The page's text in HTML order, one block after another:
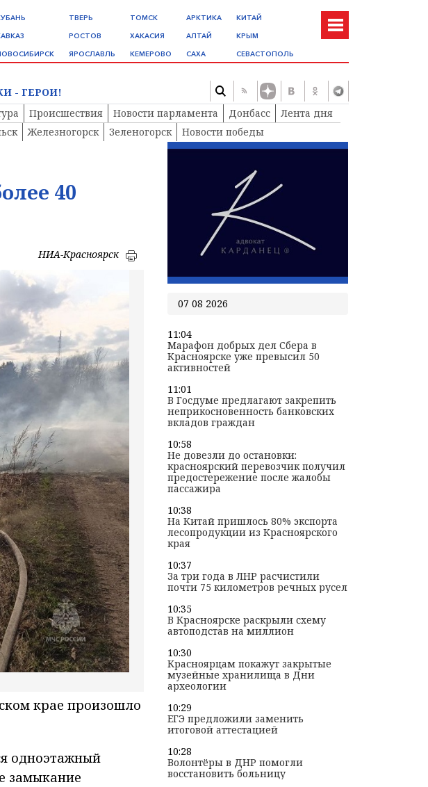
ТВЕРЬ
РОСТОВ
ЯРОСЛАВЛЬ
ТОМСК
ХАКАСИЯ
КЕМЕРОВО
АРКТИКА
АЛТАЙ
САХА
КИТАЙ
КРЫМ
СЕВАСТОПОЛЬ
- ГЕРОИ!
Происшествия Новости парламента Донбасс
Лента дня
Железногорск Зеленогорск
Новости победы
40
НИА-Красноярск
крае произошло
одноэтажный
замыкание
07 08 2026
11:04
Марафон добрых дел Сбера в
Красноярске уже превысил 50
активностей
11:01
В Госдуме предлагают закрепить
неприкосновенность банковских
вкладов граждан
10:58
Не довезли до остановки:
красноярский перевозчик получил
предостережение после жалобы
пассажира
10:38
На Китай пришлось 80% экспорта
лесопродукции из Красноярского
края
10:37
За три года в ЛНР расчистили
почти 75 километров речных русел
10:35
В Красноярске раскрыли схему
автоподстав на миллион
10:30
Красноярцам покажут закрытые
музейные хранилища в Дни
археологии
10:29
ЕГЭ предложили заменить
итоговой аттестацией
10:28
Волонтёры в ДНР помогли
восстановить больницу